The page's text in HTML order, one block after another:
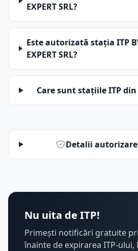
EXPERT SRL?
Este autorizată stația ITP
EXPERT SRL?
Care sunt stațiile ITP
Detalii autorizare
Nu uita de ITP!
Primești notificări gratuite
înainte de expirarea ITP-ului,